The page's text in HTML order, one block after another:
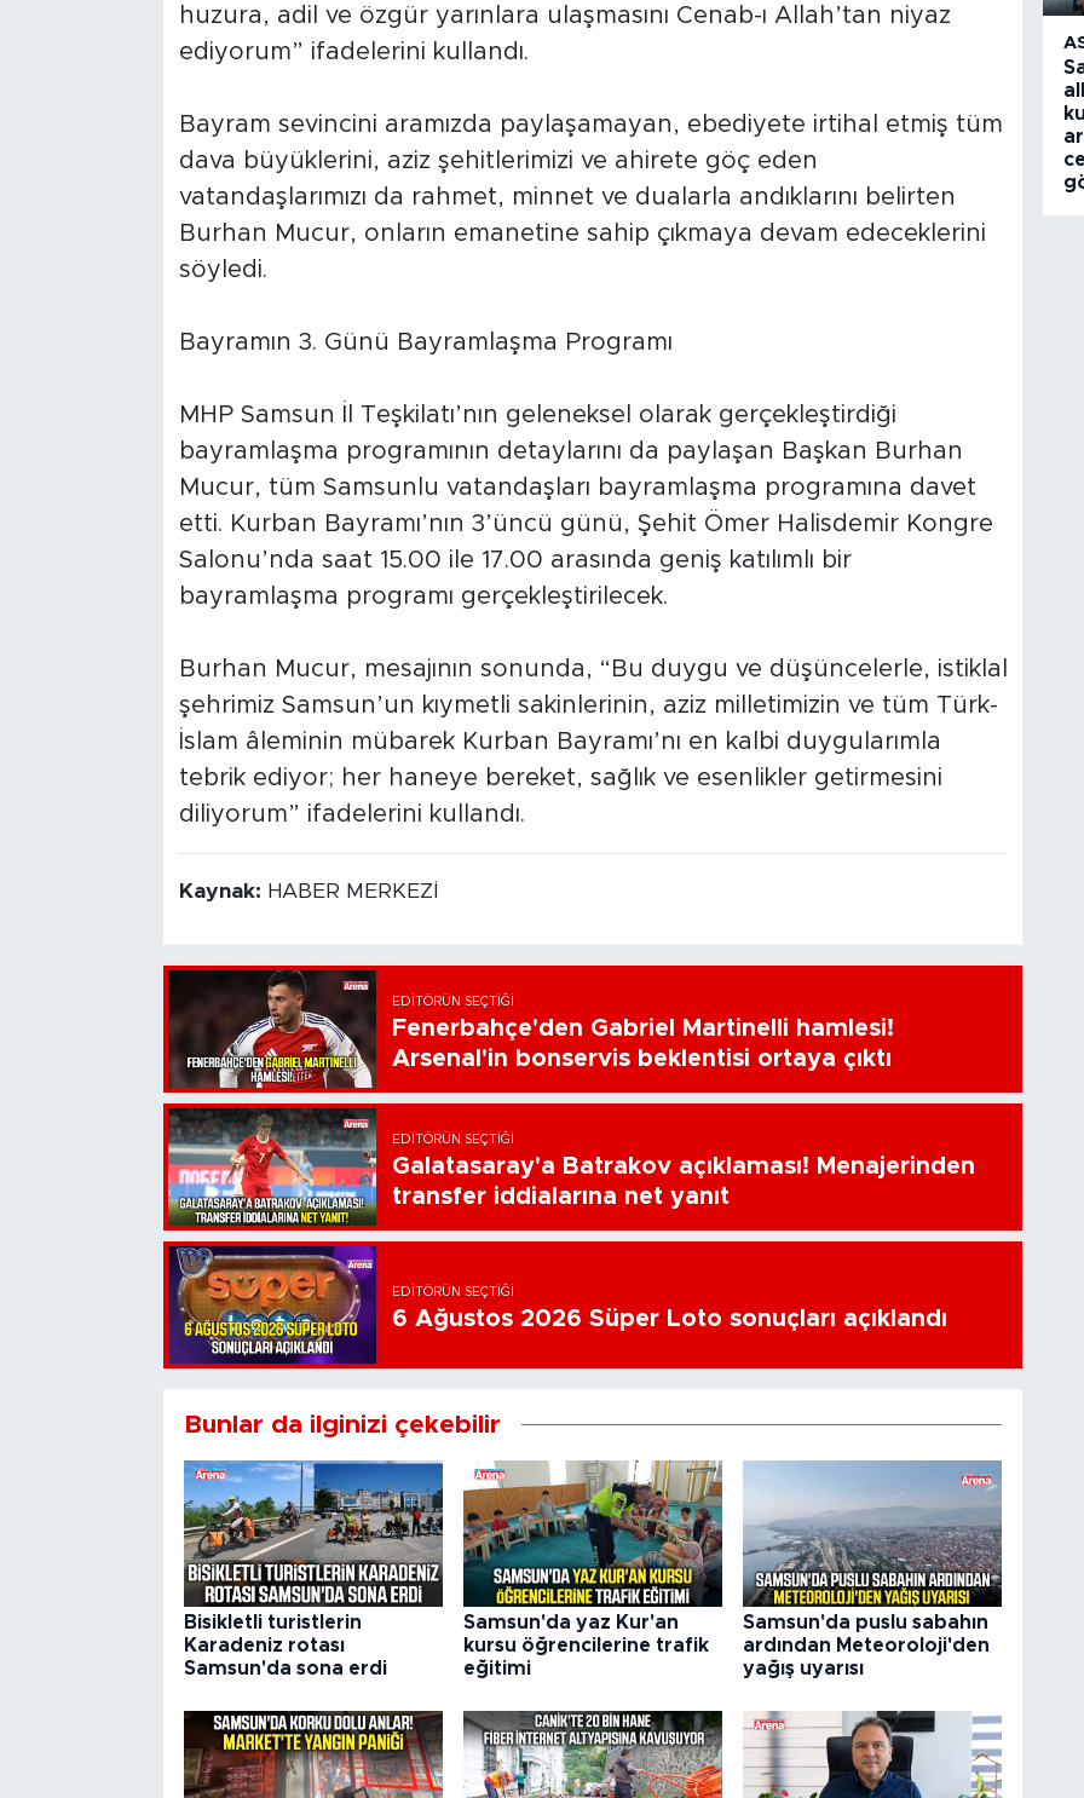
huzura, adil ve özgür yarınlara ulaşmasını Cenab-ı Allah’tan niyaz
ediyorum” ifadelerini kullandı.
Bayram sevincini aramızda paylaşamayan, ebediyete irtihal etmiş tüm
dava büyüklerini, aziz şehitlerimizi ve ahirete göç eden
vatandaşlarımızı da rahmet, minnet ve dualarla andıklarını belirten
Burhan Mucur, onların emanetine sahip çıkmaya devam edeceklerini
söyledi.
Bayramın 3. Günü Bayramlaşma Programı
MHP Samsun İl Teşkilatı’nın geleneksel olarak gerçekleştirdiği
bayramlaşma programının detaylarını da paylaşan Başkan Burhan
Mucur, tüm Samsunlu vatandaşları bayramlaşma programına davet
etti. Kurban Bayramı’nın 3’üncü günü, Şehit Ömer Halisdemir Kongre
Salonu’nda saat 15.00 ile 17.00 arasında geniş katılımlı bir
bayramlaşma programı gerçekleştirilecek.
Burhan Mucur, mesajının sonunda, “Bu duygu ve düşüncelerle, istiklal
şehrimiz Samsun’un kıymetli sakinlerinin, aziz milletimizin ve tüm Türk-
İslam âleminin mübarek Kurban Bayramı’nı en kalbi duygularımla
tebrik ediyor; her haneye bereket, sağlık ve esenlikler getirmesini
diliyorum” ifadelerini kullandı.
Kaynak: HABER MERKEZİ
EDITÖRÜN SEÇTIĞI
Fenerbahçe'den Gabriel Martinelli hamlesi!
Arsenal'in bonservis beklentisi ortaya çıktı
EDITÖRÜN SEÇTIĞI
Galatasaray'a Batrakov açıklaması! Menajerinden
transfer iddialarına net yanıt
EDITÖRÜN SEÇTIĞI
6 Ağustos 2026 Süper Loto sonuçları açıklandı
Bunlar da ilginizi çekebilir
Bisikletli turistlerin
Karadeniz rotası
Samsun'da sona erdi
Samsun'da yaz Kur'an
kursu öğrencilerine trafik
eğitimi
Samsun'da puslu sabahın
ardından Meteoroloji'den
yağış uyarısı